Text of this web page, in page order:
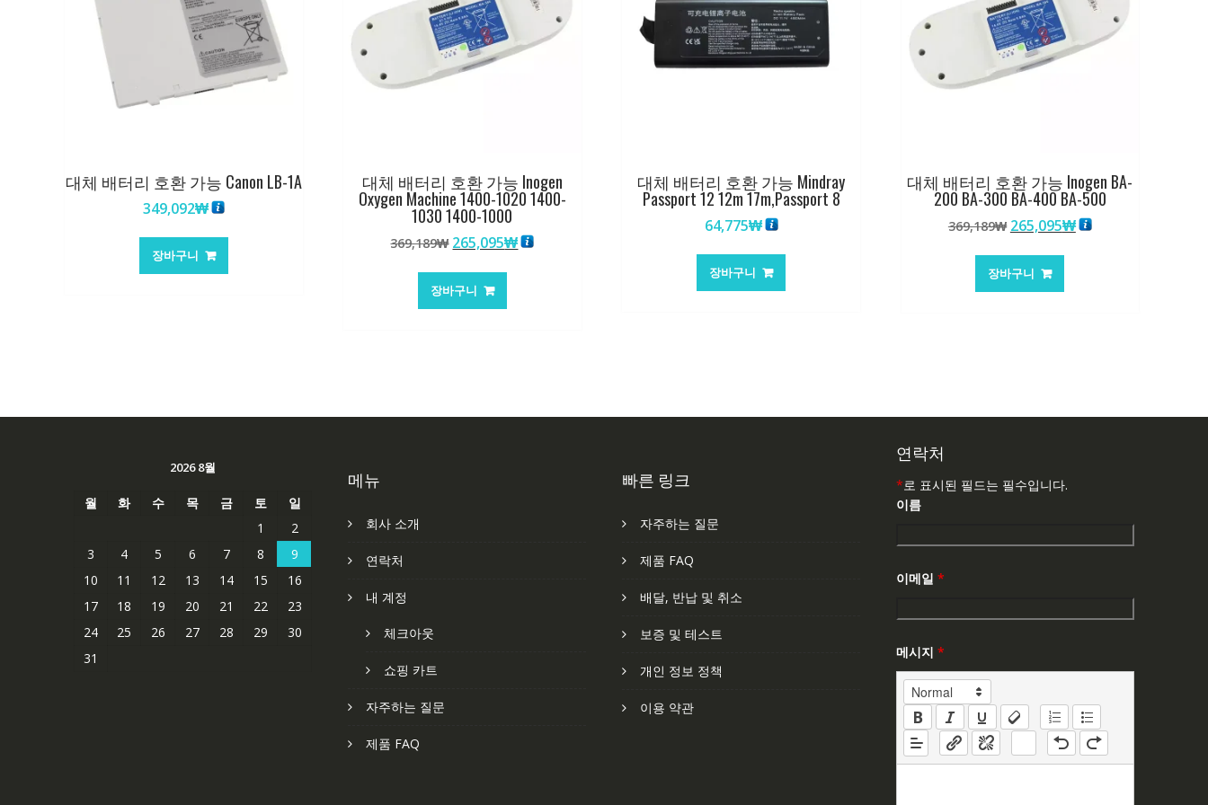
대체 배터리 호환 가능 Canon LB-1A
349,092₩
장바구니
대체 배터리 호환 가능 Inogen
Oxygen Machine 1400-1020 1400-
1030 1400-1000
369,189₩ 원
가
격:
265,095₩현
장바구니
대체 배터리 호환 가능 Mindray
Passport 12 12m 17m,Passport 8
64,775₩
장바구니
대체 배터리 호환 가능 Inogen BA-
200 BA-300 BA-400 BA-500
369,189₩ 원
가
격:
265,095₩현
장바구니
2026 8월
월 화 수 목 금 토
일
1
2
3
4 5 6 7 8
9
10
11 12 13 14 15
16
17
18 19 20 21 22
23
24
25 26 27 28 29
30
31
메뉴
회사 소개
연락처
내 계정
체크아웃
쇼핑 카트
자주하는 질문
제품 FAQ
빠른 링크
자주하는 질문
제품 FAQ
배달, 반납 및 취소
보증 및 테스트
개인 정보 정책
이용 약관
연락처
*로 표시된 필드는 필수입니다.
이름
이메일 *
메시지 *